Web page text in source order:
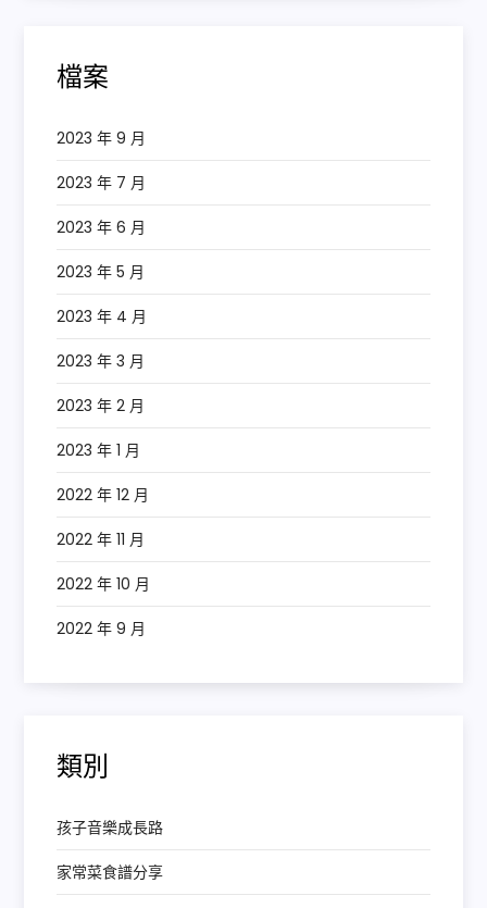
檔案
2023 年 9 月
2023 年 7 月
2023 年 6 月
2023 年 5 月
2023 年 4 月
2023 年 3 月
2023 年 2 月
2023 年 1 月
2022 年 12 月
2022 年 11 月
2022 年 10 月
2022 年 9 月
類別
孩子音樂成長路
家常菜食譜分享